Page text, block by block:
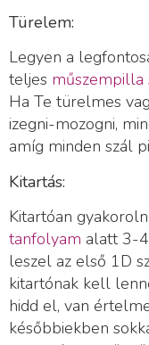
Türelem:
Legyen a
teljes műszempilla
Ha Te türelmes
izegni-mozogni,
amíg minden szál
Kitartás:
Kitartóan
tanfolyam alatt 3-
leszel az első 1D
kitartónak kell
hidd el, van
későbbiekben